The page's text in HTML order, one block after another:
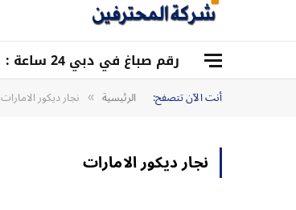
رقم صباغ في دبي 24 ساعة : الشارقة : عجمان : أم القيوين :0528959204
أنت الآن تتصفح: الرئيسية » نجار ديكور الامارات
نجار ديكور الامارات